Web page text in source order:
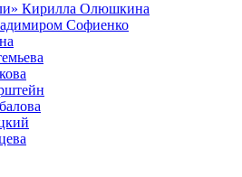
Кирилла Олюшкина
Софиенко